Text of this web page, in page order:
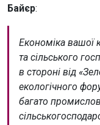
Байєр:
Економіка вашої
та сільського
в стороні від
екологічного
багато